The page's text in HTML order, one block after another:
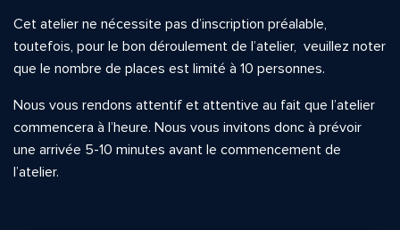
Cet atelier ne nécessite pas d’inscription préalable,
toutefois, pour le bon déroulement de l’atelier, veuillez noter
que le nombre de places est limité à 10 personnes.
Nous vous rendons attentif et attentive au fait que l’atelier
commencera à l’heure. Nous vous invitons donc à prévoir
une arrivée 5-10 minutes avant le commencement de
l’atelier.